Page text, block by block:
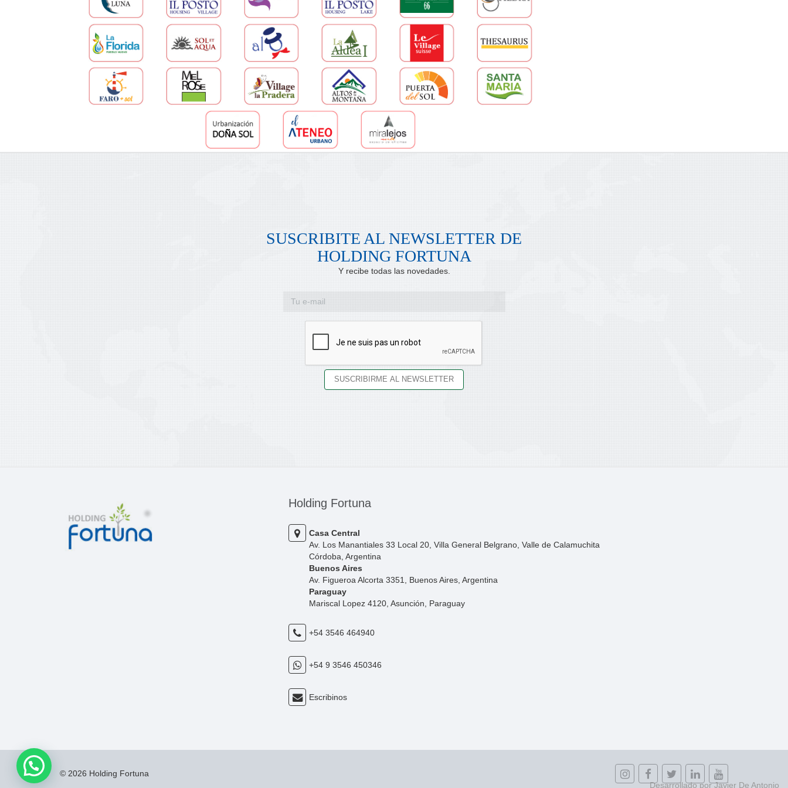
SUSCRIBITE AL NEWSLETTER DE
HOLDING FORTUNA
Y recibe todas las novedades.
Holding Fortuna
Casa Central
Av. Los Manantiales 33 Local 20, Villa General Belgrano, Valle de Calamuchita
Córdoba, Argentina
Buenos Aires
Av. Figueroa Alcorta 3351, Buenos Aires, Argentina
Paraguay
Mariscal Lopez 4120, Asunción, Paraguay
+54 3546 464940
+54 9 3546 450346
Escribinos
© 2026 Holding Fortuna
Desarrollado por Javier De Antonio